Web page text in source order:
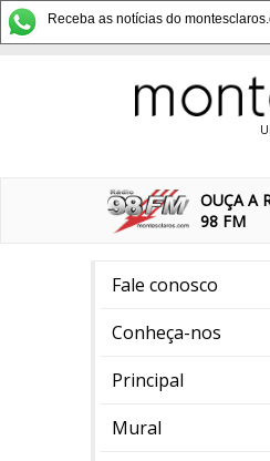
Receba as notícias do
OUÇA A
98 FM
Fale conosco
Conheça-nos
Principal
Mural